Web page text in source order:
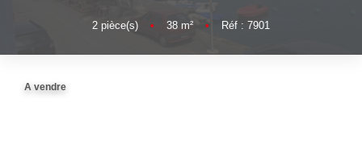
Nous Contacter
2 pièce(s) • 38 m² • Réf : 7901
A vendre